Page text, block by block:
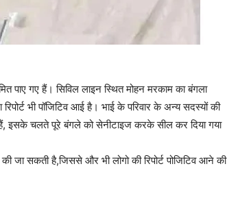
पाए गए हैं। सिविल लाइन स्थित मोहन मरकाम का बंगला
भी पॉजिटिव आई है। भाई के परिवार के अन्य सदस्यों की
हैं, इसके चलते पूरे बंगले को सेनीटाइज करके सील कर दिया गया
जा सकती है,जिससे और भी लोगो की रिपोर्ट पोजिटिव आने की